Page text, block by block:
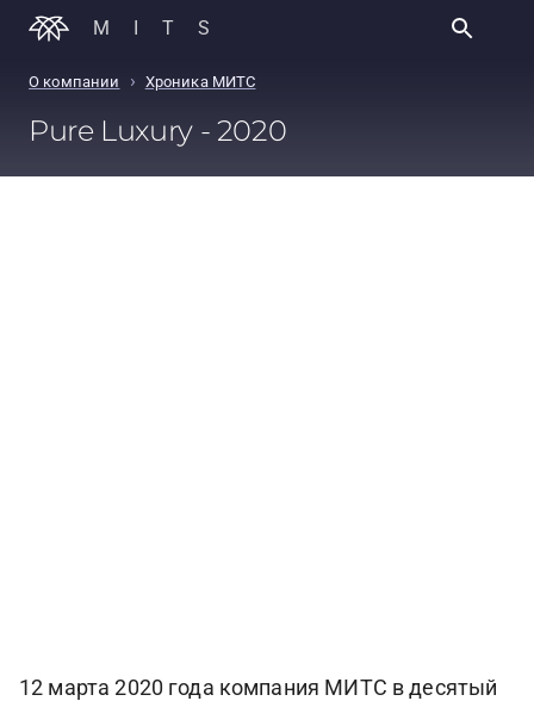
MITS
О компании › Хроника МИТС
Pure Luxury - 2020
12 марта 2020 года компания МИТС в десятый